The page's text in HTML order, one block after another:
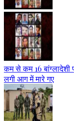
कम से कम 16 बांग्लादेशी
लगी आग में मारे गए